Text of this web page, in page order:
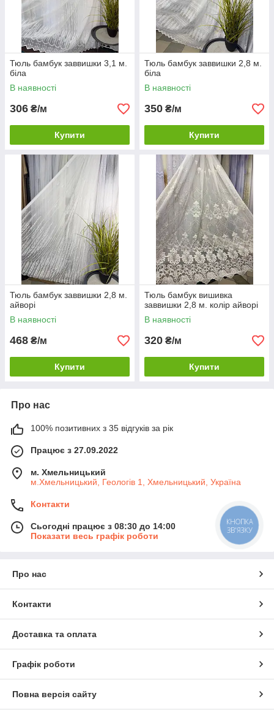
Тюль бамбук заввишки 3,1 м.
біла
В наявності
306 ₴/м
Купити
Тюль бамбук заввишки 2,8 м.
біла
В наявності
350 ₴/м
Купити
Тюль бамбук заввишки 2,8 м.
айворі
В наявності
468 ₴/м
Купити
Тюль бамбук вишивка
заввишки 2,8 м. колір айворі
В наявності
320 ₴/м
Купити
Про нас
100% позитивних з 35 відгуків за рік
Працює з 27.09.2022
м. Хмельницький
м.Хмельницький, Геологів 1, Хмельницький, Україна
Контакти
Сьогодні працює з 08:30 до 14:00
Показати весь графік роботи
Про нас
Контакти
Доставка та оплата
Графік роботи
Повна версія сайту
КНОПКА
ЗВ'ЯЗКУ